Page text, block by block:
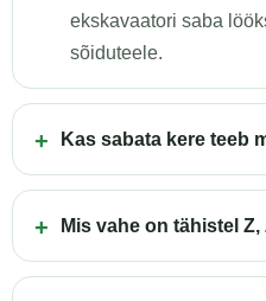
ekskavaatori saba
sõiduteele.
Kas sabata kere teeb
Mis vahe on tähistel Z,